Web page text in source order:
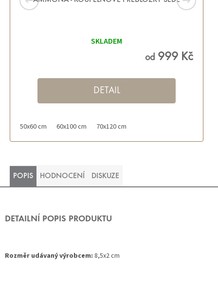
SKLADEM
od 999 Kč
DETAIL
50x60 cm 60x100 cm 70x120 cm
POPIS HODNOCENÍ DISKUZE
DETAILNÍ POPIS PRODUKTU
Rozměr udávaný výrobcem: 8,5x2 cm